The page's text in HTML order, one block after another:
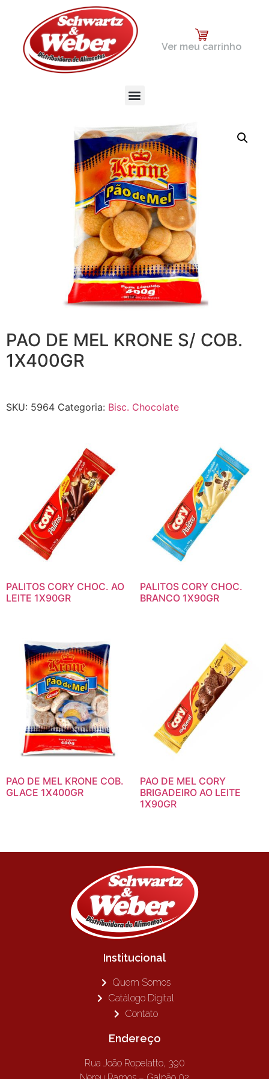
Ver meu carrinho
PAO DE MEL KRONE S/ COB.
1X400GR
SKU: 5964 Categoria: Bisc. Chocolate
PALITOS CORY CHOC. AO
LEITE 1X90GR
PALITOS CORY CHOC.
BRANCO 1X90GR
PAO DE MEL KRONE COB.
GLACE 1X400GR
PAO DE MEL CORY
BRIGADEIRO AO LEITE
1X90GR
Institucional
Quem Somos
Catálogo Digital
Contato
Endereço
Rua João Ropelatto, 390